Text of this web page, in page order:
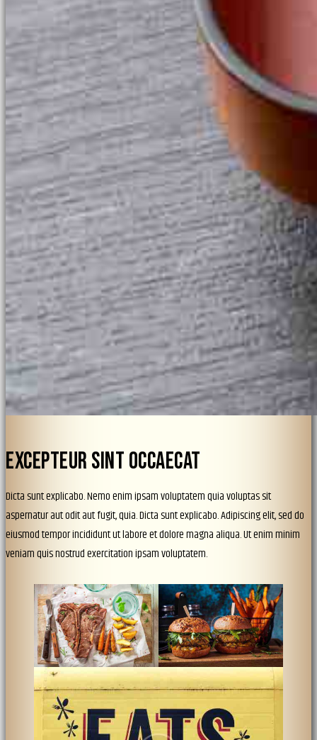
EXCEPTEUR SINT OCCAECAT
Dicta sunt explicabo. Nemo enim ipsam voluptatem quia voluptas sit
aspernatur aut odit aut fugit, quia. Dicta sunt explicabo. Adipiscing elit, sed do
eiusmod tempor incididunt ut labore et dolore magna aliqua. Ut enim minim
veniam quis nostrud exercitation ipsam voluptatem.